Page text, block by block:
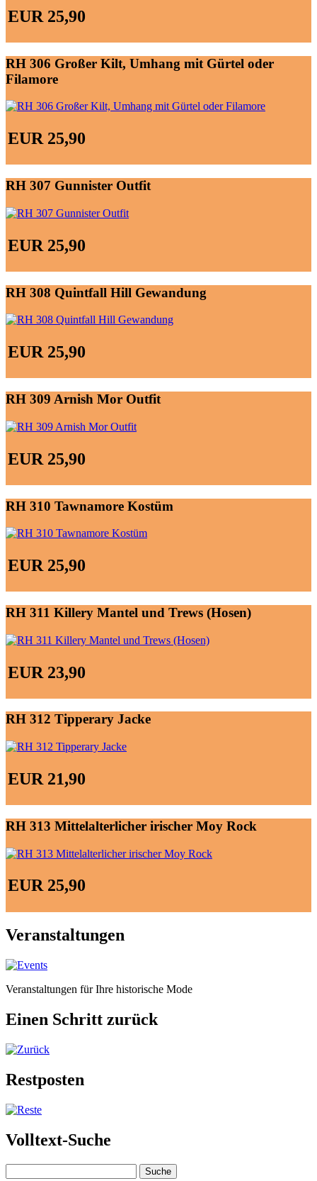
EUR 25,90
RH 306 Großer Kilt, Umhang mit Gürtel oder
Filamore
EUR 25,90
RH 307 Gunnister Outfit
EUR 25,90
RH 308 Quintfall Hill Gewandung
EUR 25,90
RH 309 Arnish Mor Outfit
EUR 25,90
RH 310 Tawnamore Kostüm
EUR 25,90
RH 311 Killery Mantel und Trews (Hosen)
EUR 23,90
RH 312 Tipperary Jacke
EUR 21,90
RH 313 Mittelalterlicher irischer Moy Rock
EUR 25,90
Veranstaltungen
Veranstaltungen für Ihre historische Mode
Einen Schritt zurück
Restposten
Volltext-Suche